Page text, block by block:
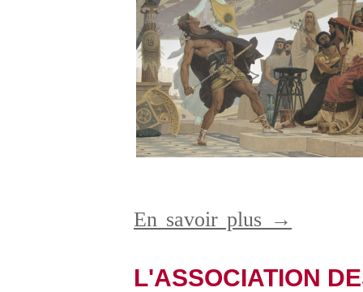
En savoir plus →
L'ASSOCIATION